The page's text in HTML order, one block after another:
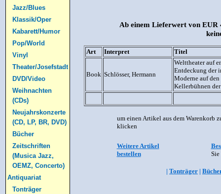
Jazz/Blues
Klassik/Oper
Kabarett/Humor
Pop/World
Vinyl
Theater/Josefstadt
DVD/Video
Weihnachten
(CDs)
Neujahrskonzerte
(CD, LP, BR, DVD)
Bücher
Zeitschriften
(Musica Jazz,
OEMZ, Concerto)
Antiquariat
Tonträger
Ab einem Lieferwert von
Art Interpret Titel
Book Schlösser, Hermann
Welttheater auf
Entdeckung der
Moderne auf den
Kellerbühnen
um einen Artikel aus dem Warenkorb
klicken
Weitere Artikel
bestellen
Sie
| Tonträger |